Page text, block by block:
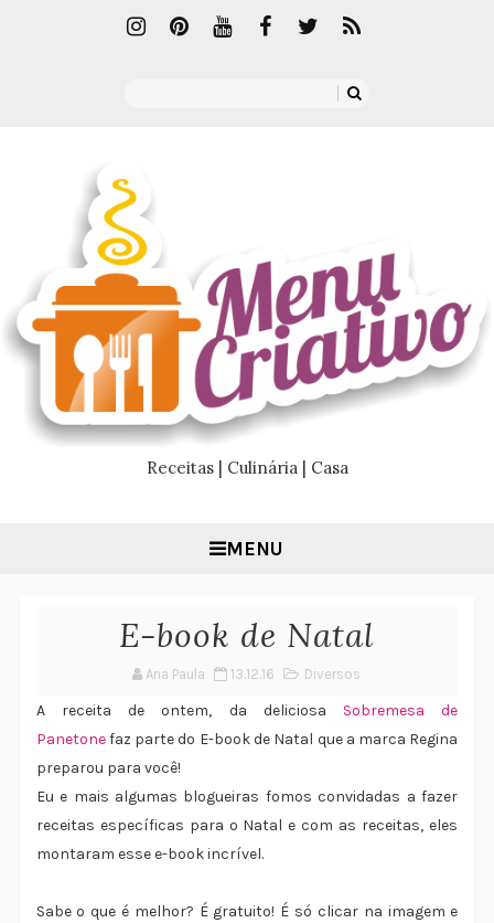
Receitas | Culinária | Casa
MENU
E-book de Natal
Ana Paula 13.12.16 Diversos
A receita de ontem, da deliciosa Sobremesa de
Panetonefaz parte do E-book de Natal que a marca Regina
preparou para você!
Eu e mais algumas blogueiras fomos convidadas a fazer
receitas específicas para o Natal e com as receitas, eles
montaram esse e-book incrível.
Sabe o que é melhor? É gratuito! É só clicar na imagem e